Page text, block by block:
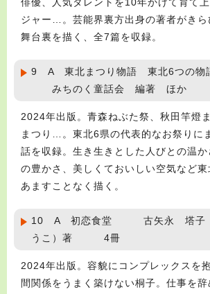
俳優、人気タレントを10年かけて育て
ジャー…。芸能界裏方出身の著者がきら
舞台裏を描く、全7篇を収録。
9 A 東北まつり物語 東北6つの物語
みちのく童話会 編著 ほか
2024年出版。青森ねぶた祭、秋田竿燈
まつり…。東北6県の代表的なお祭りに
話を収録。生き生きとした人びとの温
の豊かさ、美しくておいしい空気など
あますことなく描く。
10 A 初恋食堂 古矢永 塔子（
うこ）著 4冊
2024年出版。容貌にコンプレックスを
間関係をうまく築けない桐子。仕事を